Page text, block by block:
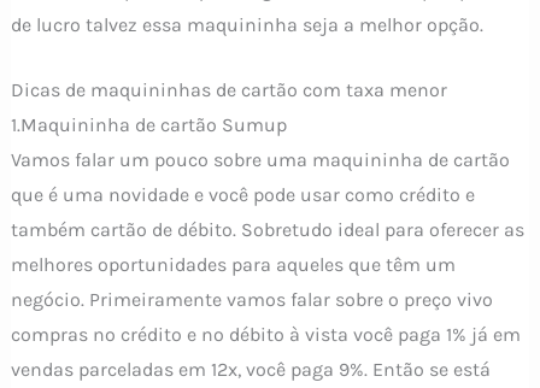
de lucro talvez essa maquininha seja a melhor opção.
Dicas de maquininhas de cartão com taxa menor
1.Maquininha de cartão Sumup
Vamos falar um pouco sobre uma maquininha de cartão
que é uma novidade e você pode usar como crédito e
também cartão de débito. Sobretudo ideal para oferecer as
melhores oportunidades para aqueles que têm um
negócio. Primeiramente vamos falar sobre o preço vivo
compras no crédito e no débito à vista você paga 1% já em
vendas parceladas em 12x, você paga 9%. Então se está